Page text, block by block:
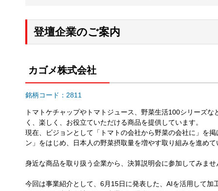
登壇企業のご案内
カゴメ株式会社
銘柄コード：2811
トマトケチャップやトマトジュース、野菜生活100シリーズ
く、楽しく、お役立ていただける商品を提供しています。
現在、ビジョンとして「トマトの会社から野菜の会社に」を
ン」をはじめ、日本人の野菜摂取量を増やす取り組みを進めて
身近な商品を取り扱う企業から、決算説明会に参加してみませ
今回は事業紹介として、6月15日に発表した、AIを活用して加